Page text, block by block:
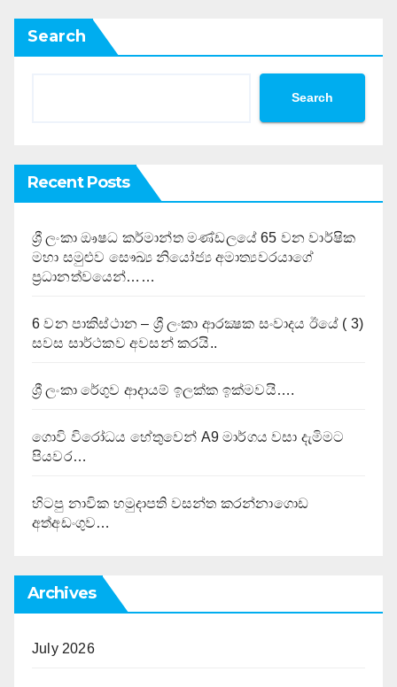
Search
Search
Recent Posts
ශ්‍රී ලංකා ඖෂධ කර්මාන්ත මණ්ඩලයේ 65 වන වාර්ෂික
මහා සමුළුව සෞඛ්‍ය නියෝජ්‍ය අමාත්‍යවරයාගේ
ප්‍රධානත්වයෙන්……
6 වන පාකිස්ථාන – ශ්‍රී ලංකා ආරක්‍ෂක සංවාදය ඊයේ ( 3)
සවස සාර්ථකව අවසන් කරයි..
ශ්‍රී ලංකා රේගුව ආදායම් ඉලක්ක ඉක්මවයි….
ගොවි විරෝධය හේතුවෙන් A9 මාර්ගය වසා දැමිමට
පියවර…
හිටපු නාවික හමුදාපති වසන්ත කරන්නාගොඩ
අත්අඩංගුව…
Archives
July 2026